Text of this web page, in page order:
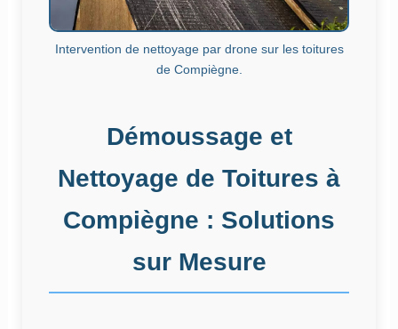
Intervention de nettoyage par drone sur les toitures
de Compiègne.
Démoussage et
Nettoyage de Toitures à
Compiègne : Solutions
sur Mesure